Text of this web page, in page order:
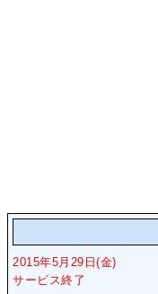
2015年5月29日(金)
サービス終了